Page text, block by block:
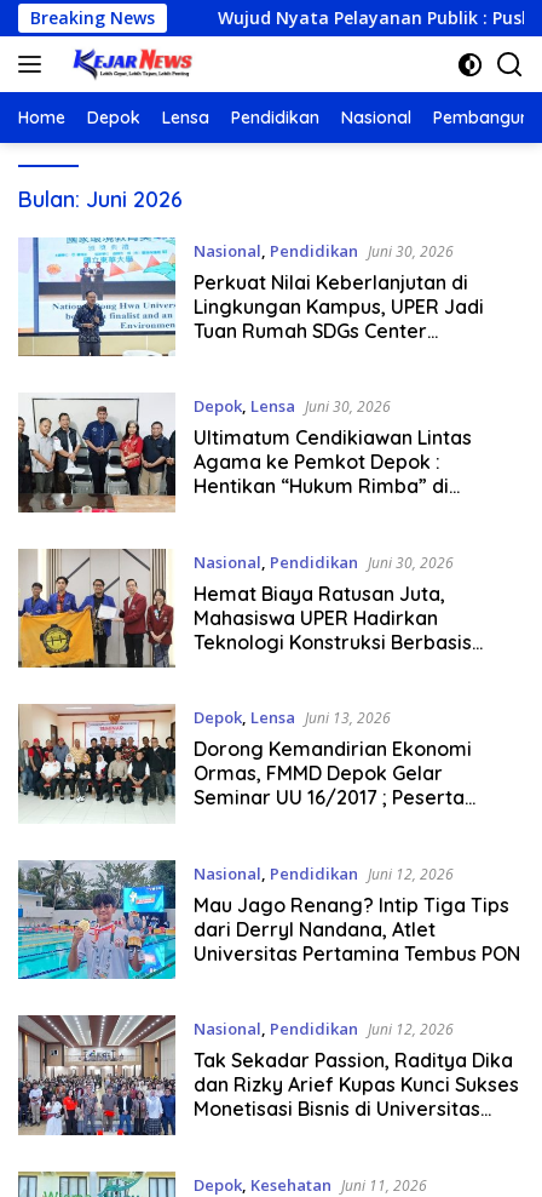
Langsung
ke
konten
Breaking News
Netrash Wujud Nyata Pelayanan Publik : Puskesmas
Home Depok Lensa Pendidikan Nasional
Bulan: Juni 2026
Nasional, Pendidikan Juni 30, 2026
Perkuat Nilai Keberlanjutan di
Lingkungan Kampus, UPER Jadi
Tuan Rumah SDGs Center
Depok, Lensa Juni 30, 2026
Ultimatum Cendikiawan Lintas
Agama ke Pemkot Depok :
Hentikan “Hukum Rimba” di
Nasional, Pendidikan Juni 30, 2026
Hemat Biaya Ratusan Juta,
Mahasiswa UPER Hadirkan
Teknologi Konstruksi Berbasis
Depok, Lensa Juni 13, 2026
Dorong Kemandirian Ekonomi
Ormas, FMMD Depok Gelar
Seminar UU 16/2017 ; Peserta
Nasional, Pendidikan Juni 12, 2026
Mau Jago Renang? Intip Tiga Tips
dari Derryl Nandana, Atlet
Universitas Pertamina Tembus PON
Nasional, Pendidikan Juni 12, 2026
Tak Sekadar Passion, Raditya Dika
dan Rizky Arief Kupas Kunci Sukses
Monetisasi Bisnis di Universitas
Depok, Kesehatan Juni 11, 2026